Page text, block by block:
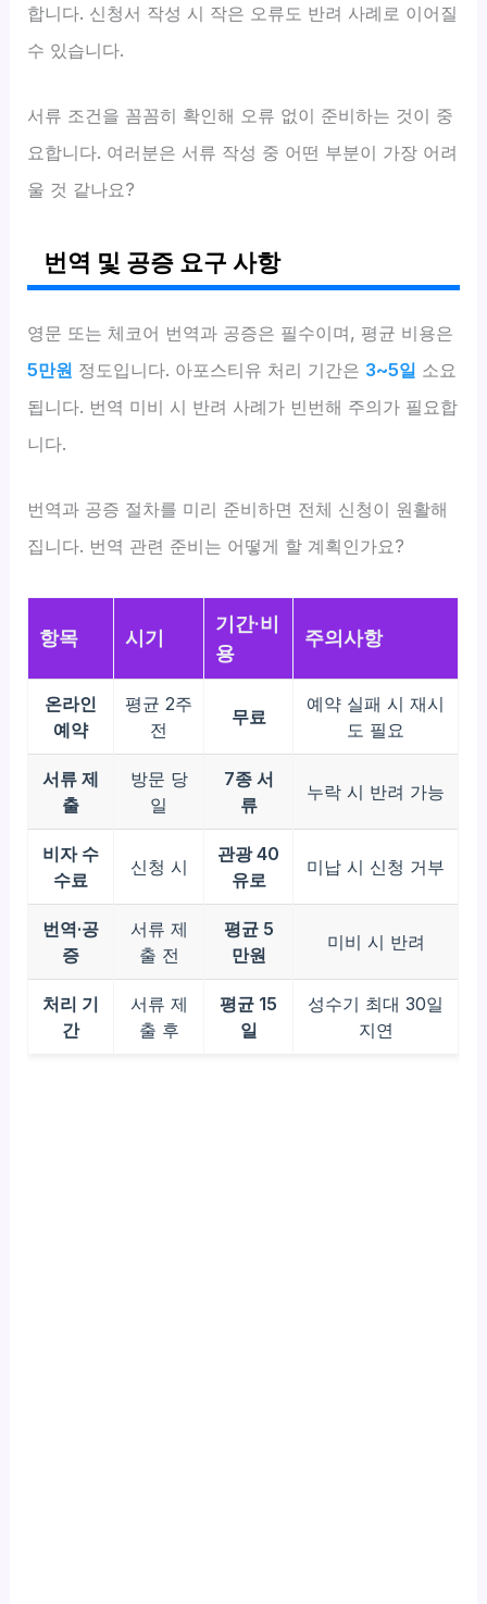
합니다. 신청서 작성 시 작은 오류도 반려 사례로 이어질
수 있습니다.
서류 조건을 꼼꼼히 확인해 오류 없이 준비하는 것이 중
요합니다. 여러분은 서류 작성 중 어떤 부분이 가장 어려
울 것 같나요?
번역 및 공증 요구 사항
영문 또는 체코어 번역과 공증은 필수이며, 평균 비용은
5만원 정도입니다. 아포스티유 처리 기간은 3~5일 소요
됩니다. 번역 미비 시 반려 사례가 빈번해 주의가 필요합
니다.
번역과 공증 절차를 미리 준비하면 전체 신청이 원활해
집니다. 번역 관련 준비는 어떻게 할 계획인가요?
항목 시기
기간·비
용
주의사항
온라인
예약
평균 2주
전
무료
예약 실패 시 재시
도 필요
서류 제
출
방문 당
일
7종 서
류
누락 시 반려 가능
비자 수
수료
신청 시
관광 40
유로
미납 시 신청 거부
번역·공
증
서류 제
출 전
평균 5
만원
미비 시 반려
처리 기
간
서류 제
출 후
평균 15
일
성수기 최대 30일
지연